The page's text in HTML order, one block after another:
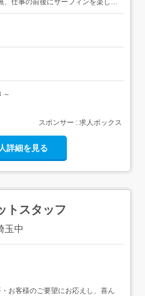
、仕事の前後にサーフィンを楽しむ
宅建や不動産営業へのキャリアチ
～
スポンサー : 求人ボックス
詳細を見る
トスタッフ
玉中
・お客様のご要望にお応えし、喜ん